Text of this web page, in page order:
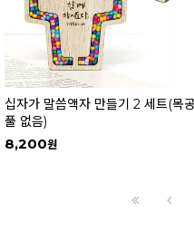
십자가 말씀액자 만들기 2 세트(목
풀 없음)
8,200